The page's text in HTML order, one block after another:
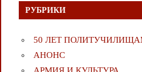
РУБРИКИ
50 ЛЕТ
АНОНС